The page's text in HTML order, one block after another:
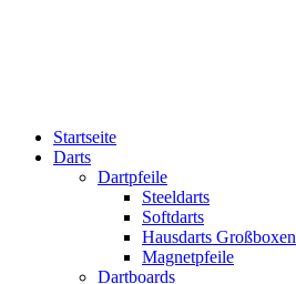
Startseite
Darts
Dartpfeile
Steeldarts
Softdarts
Hausdarts Großboxen
Magnetpfeile
Dartboards